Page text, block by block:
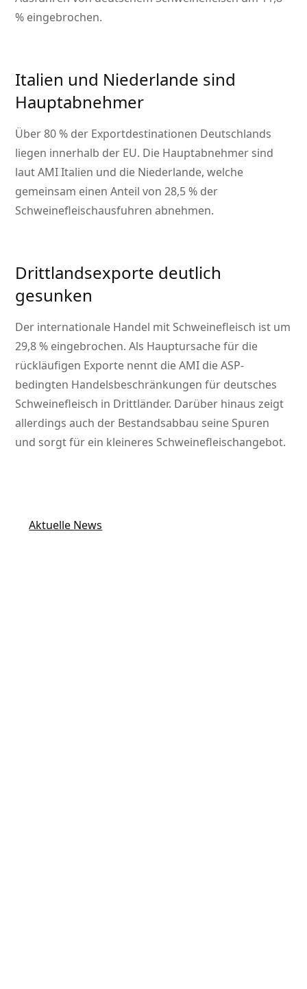
% eingebrochen.
Italien und Niederlande sind
Hauptabnehmer
Über 80 % der Exportdestinationen Deutschlands
liegen innerhalb der EU. Die Hauptabnehmer sind
laut AMI Italien und die Niederlande, welche
gemeinsam einen Anteil von 28,5 % der
Schweinefleischausfuhren abnehmen.
Drittlandsexporte deutlich
gesunken
Der internationale Handel mit Schweinefleisch ist um
29,8 % eingebrochen. Als Hauptursache für die
rückläufigen Exporte nennt die AMI die ASP-
bedingten Handelsbeschränkungen für deutsches
Schweinefleisch in Drittländer. Darüber hinaus zeigt
allerdings auch der Bestandsabbau seine Spuren
und sorgt für ein kleineres Schweinefleischangebot.
Aktuelle News